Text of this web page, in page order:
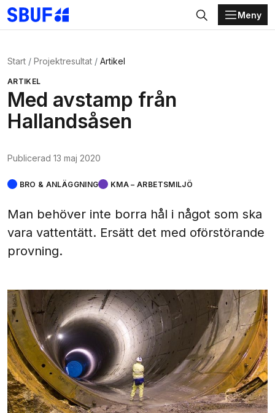
Gå direkt till huvudinnehållet
Sök
Meny
Start Projektresultat Artikel
ARTIKEL
Med avstamp från
Hallandsåsen
Publicerad 13 maj 2020
BRO & ANLÄGGNING KMA – ARBETSMILJÖ
Man behöver inte borra hål i något som ska
vara vattentätt. Ersätt det med oförstörande
provning.